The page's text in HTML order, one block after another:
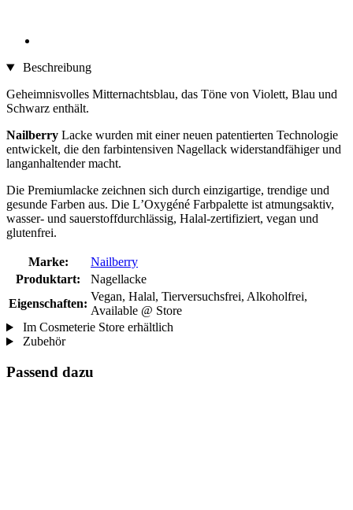
Beschreibung
Geheimnisvolles Mitternachtsblau, das Töne von Violett, Blau und
Schwarz enthält.
Nailberry Lacke wurden mit einer neuen patentierten Technologie
entwickelt, die den farbintensiven Nagellack widerstandfähiger und
langanhaltender macht.
Die Premiumlacke zeichnen sich durch einzigartige, trendige und
gesunde Farben aus. Die LʼOxygéné Farbpalette ist atmungsaktiv,
wasser- und sauerstoffdurchlässig, Halal-zertifiziert, vegan und
glutenfrei.
Marke:
Nailberry
Produktart:
Nagellacke
Eigenschaften:
Vegan, Halal, Tierversuchsfrei, Alkoholfrei,
Available @ Store
Im Cosmeterie Store erhältlich
Zubehör
Passend dazu